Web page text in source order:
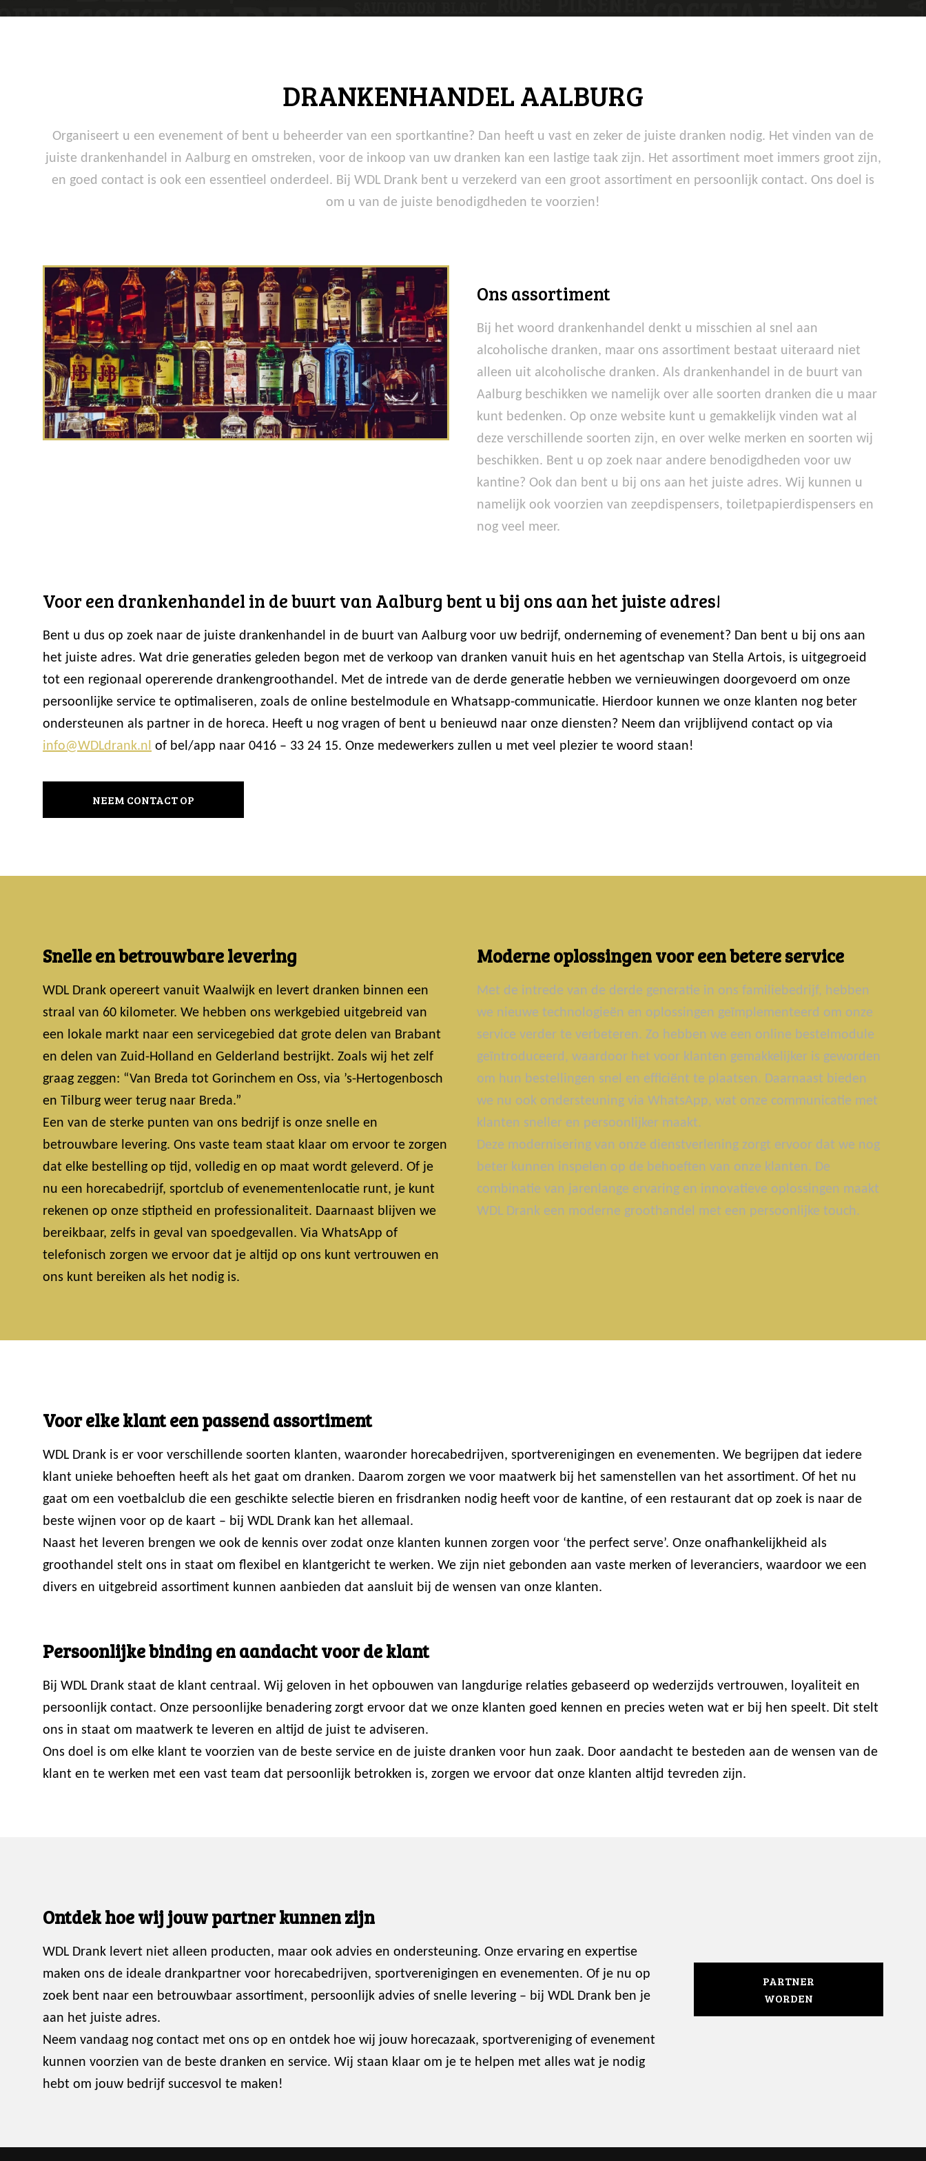
DRANKENHANDEL AALBURG
Organiseert u een evenement of bent u beheerder van een sportkantine? Dan heeft u vast en zeker de juiste dranken nodig. Het vinden van de
juiste drankenhandel in Aalburg en omstreken, voor de inkoop van uw dranken kan een lastige taak zijn. Het assortiment moet immers groot zijn,
en goed contact is ook een essentieel onderdeel. Bij WDL Drank bent u verzekerd van een groot assortiment en persoonlijk contact. Ons doel is
om u van de juiste benodigdheden te voorzien!
Ons assortiment
Bij het woord drankenhandel denkt u misschien al snel aan
alcoholische dranken, maar ons assortiment bestaat uiteraard niet
alleen uit alcoholische dranken. Als drankenhandel in de buurt van
Aalburg beschikken we namelijk over alle soorten dranken die u maar
kunt bedenken. Op onze website kunt u gemakkelijk vinden wat al
deze verschillende soorten zijn, en over welke merken en soorten wij
beschikken. Bent u op zoek naar andere benodigdheden voor uw
kantine? Ook dan bent u bij ons aan het juiste adres. Wij kunnen u
namelijk ook voorzien van zeepdispensers, toiletpapierdispensers en
nog veel meer.
Voor een drankenhandel in de buurt van Aalburg bent u bij ons aan het juiste adres!
Bent u dus op zoek naar de juiste drankenhandel in de buurt van Aalburg voor uw bedrijf, onderneming of evenement? Dan bent u bij ons aan
het juiste adres. Wat drie generaties geleden begon met de verkoop van dranken vanuit huis en het agentschap van Stella Artois, is uitgegroeid
tot een regionaal opererende drankengroothandel. Met de intrede van de derde generatie hebben we vernieuwingen doorgevoerd om onze
persoonlijke service te optimaliseren, zoals de online bestelmodule en Whatsapp-communicatie. Hierdoor kunnen we onze klanten nog beter
ondersteunen als partner in de horeca. Heeft u nog vragen of bent u benieuwd naar onze diensten? Neem dan vrijblijvend contact op via
info@WDLdrank.nl of bel/app naar 0416 – 33 24 15. Onze medewerkers zullen u met veel plezier te woord staan!
NEEM CONTACT OP
Snelle en betrouwbare levering
WDL Drank opereert vanuit Waalwijk en levert dranken binnen een
straal van 60 kilometer. We hebben ons werkgebied uitgebreid van
een lokale markt naar een servicegebied dat grote delen van Brabant
en delen van Zuid-Holland en Gelderland bestrijkt. Zoals wij het zelf
graag zeggen: “Van Breda tot Gorinchem en Oss, via ’s-Hertogenbosch
en Tilburg weer terug naar Breda.”
Een van de sterke punten van ons bedrijf is onze snelle en
betrouwbare levering. Ons vaste team staat klaar om ervoor te zorgen
dat elke bestelling op tijd, volledig en op maat wordt geleverd. Of je
nu een horecabedrijf, sportclub of evenementenlocatie runt, je kunt
rekenen op onze stiptheid en professionaliteit. Daarnaast blijven we
bereikbaar, zelfs in geval van spoedgevallen. Via WhatsApp of
telefonisch zorgen we ervoor dat je altijd op ons kunt vertrouwen en
ons kunt bereiken als het nodig is.
Moderne oplossingen voor een betere service
Met de intrede van de derde generatie in ons familiebedrijf, hebben
we nieuwe technologieën en oplossingen geïmplementeerd om onze
service verder te verbeteren. Zo hebben we een online bestelmodule
geïntroduceerd, waardoor het voor klanten gemakkelijker is geworden
om hun bestellingen snel en efficiënt te plaatsen. Daarnaast bieden
we nu ook ondersteuning via WhatsApp, wat onze communicatie met
klanten sneller en persoonlijker maakt.
Deze modernisering van onze dienstverlening zorgt ervoor dat we nog
beter kunnen inspelen op de behoeften van onze klanten. De
combinatie van jarenlange ervaring en innovatieve oplossingen maakt
WDL Drank een moderne groothandel met een persoonlijke touch.
Voor elke klant een passend assortiment
WDL Drank is er voor verschillende soorten klanten, waaronder horecabedrijven, sportverenigingen en evenementen. We begrijpen dat iedere
klant unieke behoeften heeft als het gaat om dranken. Daarom zorgen we voor maatwerk bij het samenstellen van het assortiment. Of het nu
gaat om een voetbalclub die een geschikte selectie bieren en frisdranken nodig heeft voor de kantine, of een restaurant dat op zoek is naar de
beste wijnen voor op de kaart – bij WDL Drank kan het allemaal.
Naast het leveren brengen we ook de kennis over zodat onze klanten kunnen zorgen voor ‘the perfect serve’. Onze onafhankelijkheid als
groothandel stelt ons in staat om flexibel en klantgericht te werken. We zijn niet gebonden aan vaste merken of leveranciers, waardoor we een
divers en uitgebreid assortiment kunnen aanbieden dat aansluit bij de wensen van onze klanten.
Persoonlijke binding en aandacht voor de klant
Bij WDL Drank staat de klant centraal. Wij geloven in het opbouwen van langdurige relaties gebaseerd op wederzijds vertrouwen, loyaliteit en
persoonlijk contact. Onze persoonlijke benadering zorgt ervoor dat we onze klanten goed kennen en precies weten wat er bij hen speelt. Dit stelt
ons in staat om maatwerk te leveren en altijd de juist te adviseren.
Ons doel is om elke klant te voorzien van de beste service en de juiste dranken voor hun zaak. Door aandacht te besteden aan de wensen van de
klant en te werken met een vast team dat persoonlijk betrokken is, zorgen we ervoor dat onze klanten altijd tevreden zijn.
Ontdek hoe wij jouw partner kunnen zijn
WDL Drank levert niet alleen producten, maar ook advies en ondersteuning. Onze ervaring en expertise
maken ons de ideale drankpartner voor horecabedrijven, sportverenigingen en evenementen. Of je nu op
zoek bent naar een betrouwbaar assortiment, persoonlijk advies of snelle levering – bij WDL Drank ben je
aan het juiste adres.
Neem vandaag nog contact met ons op en ontdek hoe wij jouw horecazaak, sportvereniging of evenement
kunnen voorzien van de beste dranken en service. Wij staan klaar om je te helpen met alles wat je nodig
hebt om jouw bedrijf succesvol te maken!
PARTNER
WORDEN